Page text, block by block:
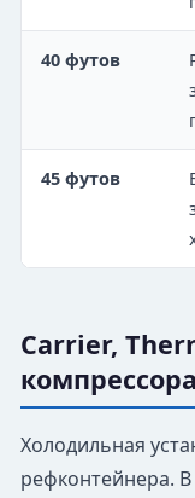
40 футов
45 футов
Carrier,
компрессора
Холодильная
рефконтейнера.